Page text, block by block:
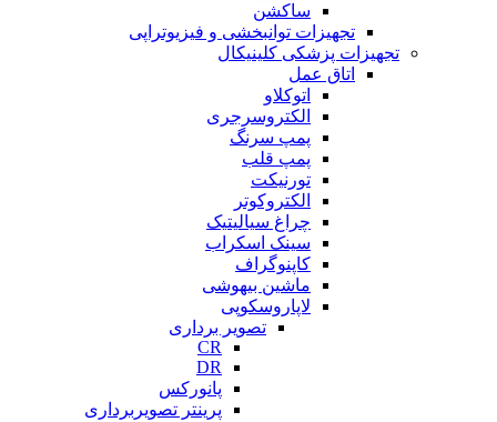
ساکشن
تجهیزات توانبخشی و فیزیوتراپی
تجهیزات پزشکی کلینیکال
اتاق عمل
اتوکلاو
الکتروسرجری
پمپ سرنگ
پمپ قلب
تورنیکت
الکتروکوتر
چراغ سیالیتیک
سینک اسکراب
کاپنوگراف
ماشین بیهوشی
لاپاروسکوپی
تصویر برداری
CR
DR
پانورکس
پرینتر تصویربرداری